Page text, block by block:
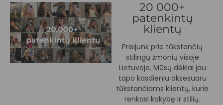
20 000+
patenkintų
klientų
Prisijunk prie tūkstančių
stilingų žmonių visoje
Lietuvoje. Mūsų dėklai jau
tapo kasdieniu aksesuaru
tūkstančiams klientų, kurie
renkasi kokybę ir stilių.